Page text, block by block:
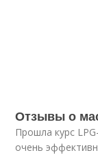
Отзывы о
Прошла курс
очень